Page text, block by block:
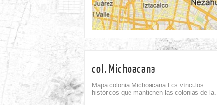
col. Michoacana
Mapa colonia Michoacana Los vínculos
históricos que mantienen las colonias de la...